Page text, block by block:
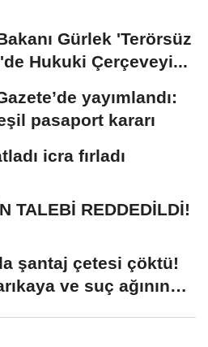
Gürlek 'Terörsüz
Hukuki Çerçeveyi...
yayımlandı:
pasaport kararı
icra fırladı
TALEBİ REDDEDİLDİ!
şantaj çetesi çöktü!
ve suç ağının